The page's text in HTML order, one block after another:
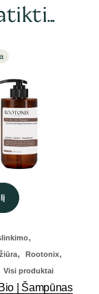
,
, Rootonix,
Visi produktai
| Šampūnas